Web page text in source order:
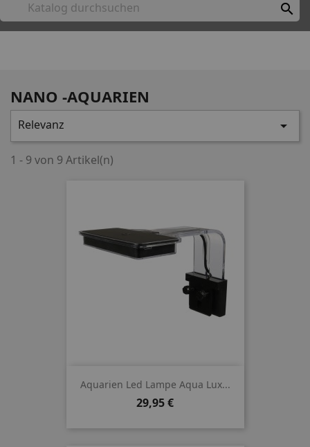

NANO -AQUARIEN
Relevanz 
1 - 9 von 9 Artikel(n)
Aquarien Led Lampe Aqua Lux...
Preis
29,95 €